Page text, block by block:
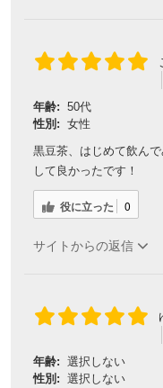
年齢: 50代
性別: 女性
黒豆茶、はじめて飲ん
して良かったです！
役に立った 0
サイトからの返信
年齢: 選択しない
性別: 選択しない